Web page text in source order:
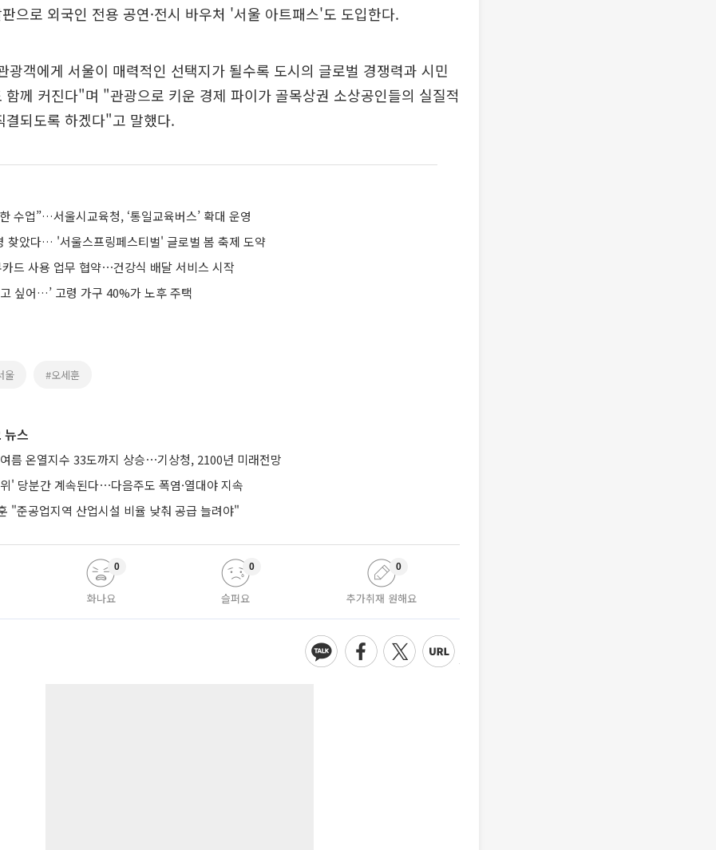
으로 외국인 전용 공연·전시 바우처 '서울 아트패스'도 도입한다.
광객에게 서울이 매력적인 선택지가 될수록 도시의 글로벌 경쟁력과 시민
함께 커진다"며 "관광으로 키운 경제 파이가 골목상권 소상공인들의 실질적
결되도록 하겠다"고 말했다.
수업”…서울시교육청, ‘통일교육버스’ 확대 운영
찾았다… '서울스프링페스티벌' 글로벌 봄 축제 도약
카드 사용 업무 협약⋯건강식 배달 서비스 시작
싶어…’ 고령 가구 40%가 노후 주택
울 #오세훈
뉴스
름 온열지수 33도까지 상승⋯기상청, 2100년 미래전망
' 당분간 계속된다⋯다음주도 폭염·열대야 지속
"준공업지역 산업시설 비율 낮춰 공급 늘려야"
화나요
0
슬퍼요
0
추가취재 원해요
0